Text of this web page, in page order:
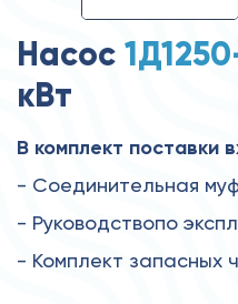
Насос
кВт
В комплект поставки
- Соединительная
- Руководствопо
- Комплект запасных